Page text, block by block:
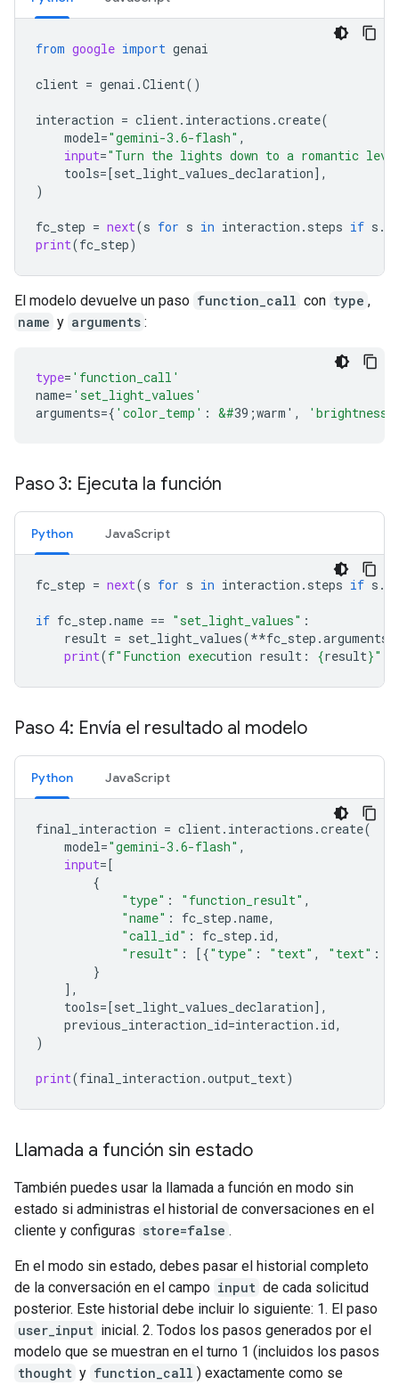
from google import genai
client = genai .Client()
interaction = client. interactions .create(
model="gemini-3.6-flash" ,
input="Turn the lights down to a romantic
tools= [set_light_values_declaration],
)
fc_step = next(s for s in interaction . steps if s .
print(fc_step)
El modelo devuelve un paso function_call con type ,
name y arguments :
type= 'function_call'
name= 'set_light_values'
arguments={ 'color_temp' : &#39;warm' , 'brightness'
Paso 3: Ejecuta la función
Python JavaScript
fc_step = next(s for s in interaction . steps if s .
if fc_step .name == "set_light_values" :
result = set_light_values(**fc_step .arguments
print(f"Function execution result: {result}"
Paso 4: Envía el resultado al modelo
Python JavaScript
final_interaction = client. interactions .create(
model="gemini-3.6-flash" ,
input= [
{
"type" : "function_result" ,
"name" : fc_step .name,
"call_id" : fc_step . id,
"result" : [{"type" : "text" , "text" :
}
],
tools= [set_light_values_declaration],
previous_interaction_id=interaction . id,
)
print(final_interaction .output_text)
Llamada a función sin estado
También puedes usar la llamada a función en modo sin
estado si administras el historial de conversaciones en el
cliente y configuras store=false .
En el modo sin estado, debes pasar el historial completo
de la conversación en el campo input de cada solicitud
posterior. Este historial debe incluir lo siguiente: 1. El paso
user_input inicial. 2. Todos los pasos generados por el
modelo que se muestran en el turno 1 (incluidos los pasos
thought y function_call ) exactamente como se